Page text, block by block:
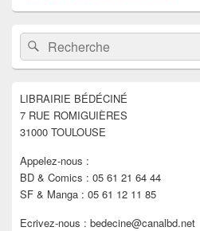
Zone
principale
de
widget
barre
latérale
Recherche :Rechercher
LIBRAIRIE BÉDÉCINÉ
7 RUE ROMIGUIÈRES
31000 TOULOUSE
Appelez-nous :
BD & Comics : 05 61 21 64 44
SF & Manga : 05 61 12 11 85
Ecrivez-nous : bedecine@canalbd.net